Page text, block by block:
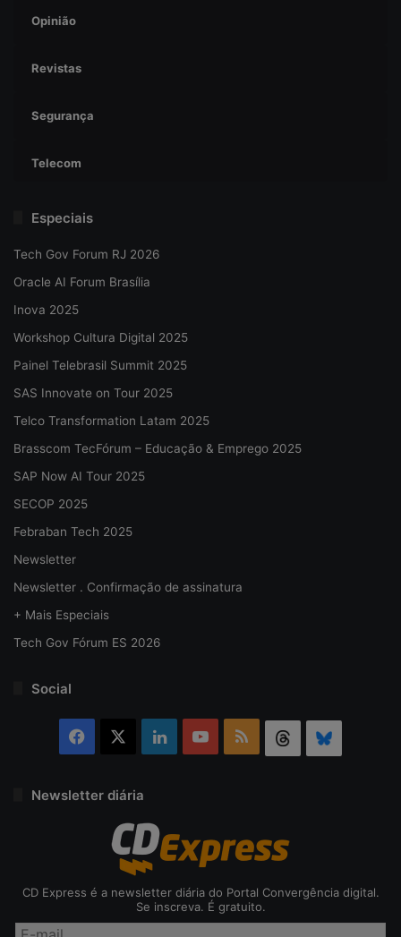
Opinião
Revistas
Segurança
Telecom
Especiais
Tech Gov Forum RJ 2026
Oracle AI Forum Brasília
Inova 2025
Workshop Cultura Digital 2025
Painel Telebrasil Summit 2025
SAS Innovate on Tour 2025
Telco Transformation Latam 2025
Brasscom TecFórum – Educação & Emprego 2025
SAP Now AI Tour 2025
SECOP 2025
Febraban Tech 2025
Newsletter
Newsletter . Confirmação de assinatura
+ Mais Especiais
Tech Gov Fórum ES 2026
Social
Facebook LinkedinYouTubeRSS Threads
Newsletter diária
CD Express é a newsletter diária do Portal Convergência digital.
Se inscreva. É gratuito.